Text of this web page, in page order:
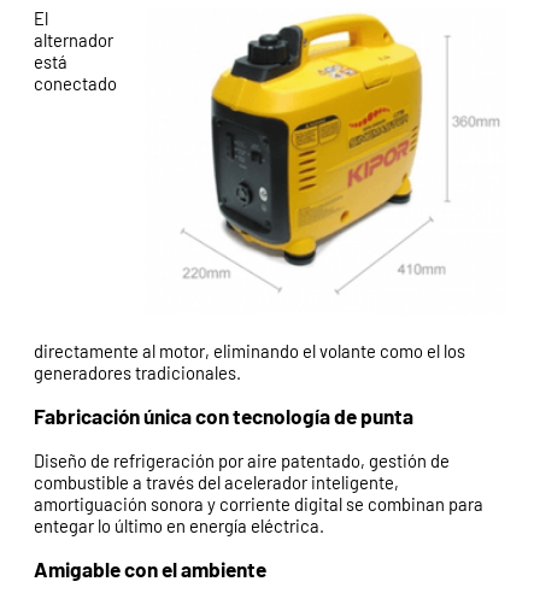
El
alternador
está
conectado
directamente al motor, eliminando el volante como el los
generadores tradicionales.
Fabricación única con tecnología de punta
Diseño de refrigeración por aire patentado, gestión de
combustible a través del acelerador inteligente,
amortiguación sonora y corriente digital se combinan para
entegar lo último en energía eléctrica.
Amigable con el ambiente